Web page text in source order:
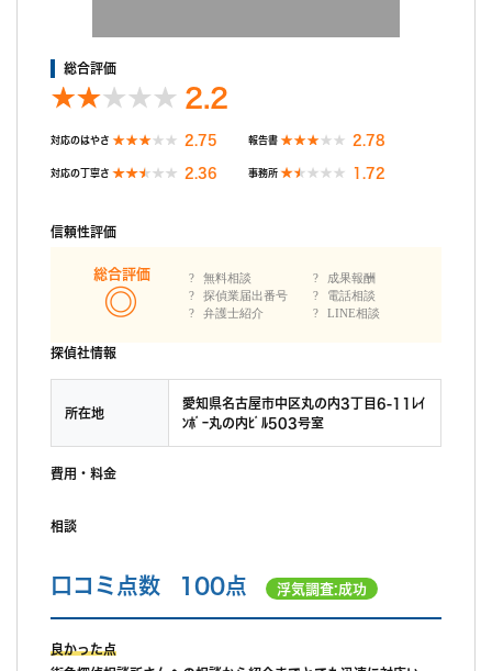
総合評価
2.2
対応のはやさ 2.75 報告書 2.78
対応の丁寧さ 2.36 事務所 1.72
信頼性評価
総合評価
無料相談
探偵業届出番号
弁護士紹介
成果報酬
電話相談
LINE相談
探偵社情報
所在地
愛知県名古屋市中区丸の内3丁目6-11ﾚｲ
ﾝﾎﾞｰ丸の内ﾋﾞﾙ503号室
費用・料金
相談
口コミ点数 100点 浮気調査:成功
良かった点